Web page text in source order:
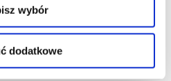
wybór
dodatkowe
SŁOWNIK
sekretów